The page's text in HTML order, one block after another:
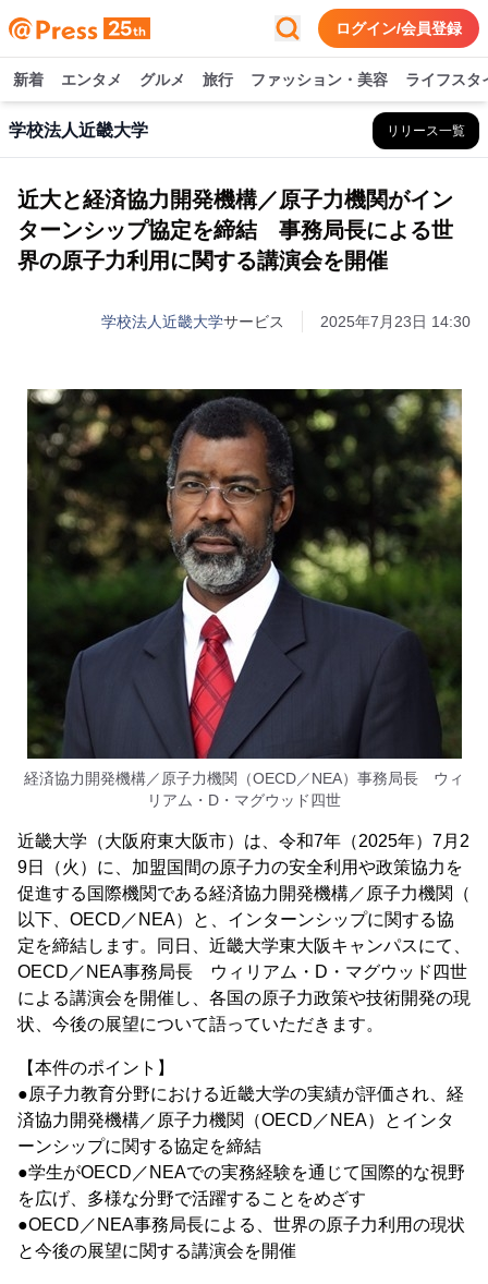
ログイン/会員登録
新着 エンタメ グルメ 旅行 ファッション・美容 ライフスタ
学校法人近畿大学 リリース一覧
近大と経済協力開発機構／原子力機関がイン
ターンシップ協定を締結 事務局長による世
界の原子力利用に関する講演会を開催
学校法人近畿大学サービス 2025年7月23日 14:30
経済協力開発機構／原子力機関（OECD／NEA）事務局長 ウィ
リアム・D・マグウッド四世
近畿大学（大阪府東大阪市）は、令和7年（2025年）7月2
9日（火）に、加盟国間の原子力の安全利用や政策協力を
促進する国際機関である経済協力開発機構／原子力機関（
以下、OECD／NEA）と、インターンシップに関する協
定を締結します。同日、近畿大学東大阪キャンパスにて、
OECD／NEA事務局長 ウィリアム・D・マグウッド四世
による講演会を開催し、各国の原子力政策や技術開発の現
状、今後の展望について語っていただきます。
【本件のポイント】
●原子力教育分野における近畿大学の実績が評価され、経
済協力開発機構／原子力機関（OECD／NEA）とインタ
ーンシップに関する協定を締結
●学生がOECD／NEAでの実務経験を通じて国際的な視野
を広げ、多様な分野で活躍することをめざす
●OECD／NEA事務局長による、世界の原子力利用の現状
と今後の展望に関する講演会を開催